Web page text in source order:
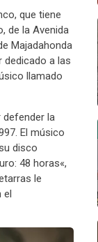
que tiene
de la Avenida
Majadahonda
dedicado a las
llamado
defender la
El músico
disco
48 horas«,
le